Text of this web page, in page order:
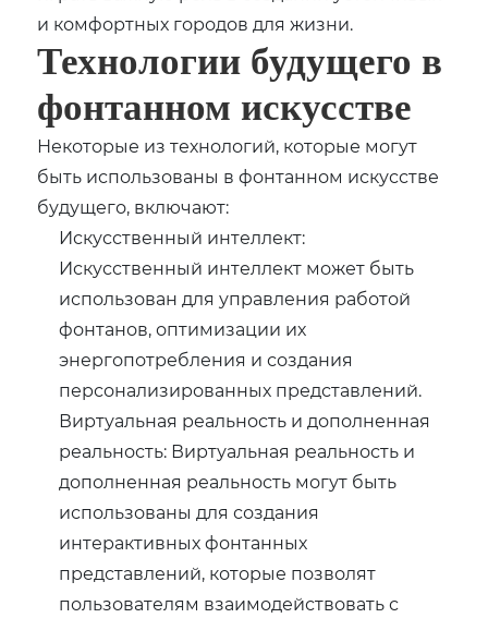
и комфортных городов для жизни.
Технологии будущего в
фонтанном искусстве
Некоторые из технологий, которые могут
быть использованы в фонтанном искусстве
будущего, включают:
Искусственный интеллект:
Искусственный интеллект может быть
использован для управления работой
фонтанов, оптимизации их
энергопотребления и создания
персонализированных представлений.
Виртуальная реальность и дополненная
реальность: Виртуальная реальность и
дополненная реальность могут быть
использованы для создания
интерактивных фонтанных
представлений, которые позволят
пользователям взаимодействовать с